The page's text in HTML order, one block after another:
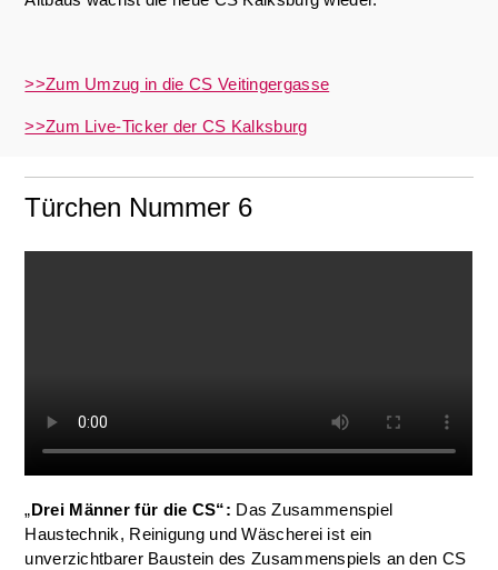
>>Zum Umzug in die CS Veitingergasse
>>Zum Live-Ticker der CS Kalksburg
Türchen Nummer 6
„Drei Männer für die CS“: Das Zusammenspiel
Haustechnik, Reinigung und Wäscherei ist ein
unverzichtbarer Baustein des Zusammenspiels an den CS